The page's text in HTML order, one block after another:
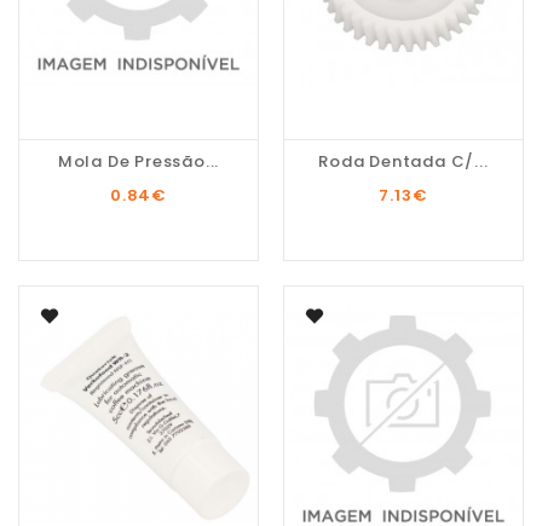
Mola De Pressão...
0.84€
Roda Dentada C/...
7.13€